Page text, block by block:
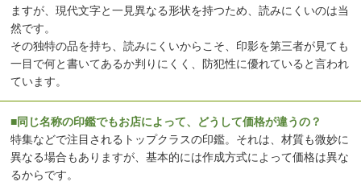
ますが、現代文字と一見異なる形状を持つため、読みにくいのは当
然です。
その独特の品を持ち、読みにくいからこそ、印影を第三者が見ても
一目で何と書いてあるか判りにくく、防犯性に優れていると言われ
ています。
■同じ名称の印鑑でもお店によって、どうして価格が違うの？
特集などで注目されるトップクラスの印鑑。それは、材質も微妙に
異なる場合もありますが、基本的には作成方式によって価格は異な
るからです。